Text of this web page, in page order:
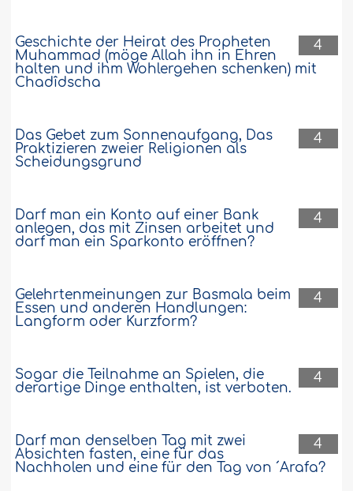
4
Geschichte der Heirat des Propheten
Muhammad (möge Allah ihn in Ehren
halten und ihm Wohlergehen schenken) mit
Chadîdscha
4
Das Gebet zum Sonnenaufgang, Das
Praktizieren zweier Religionen als
Scheidungsgrund
4
Darf man ein Konto auf einer Bank
anlegen, das mit Zinsen arbeitet und
darf man ein Sparkonto eröffnen?
4
Gelehrtenmeinungen zur Basmala beim
Essen und anderen Handlungen:
Langform oder Kurzform?
4
Sogar die Teilnahme an Spielen, die
derartige Dinge enthalten, ist verboten.
4
Darf man denselben Tag mit zwei
Absichten fasten, eine für das
Nachholen und eine für den Tag von ´Arafa?